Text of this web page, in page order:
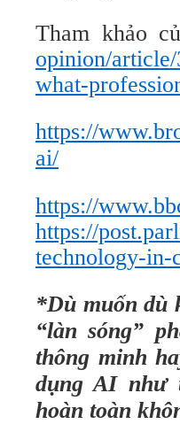
Tham khảo
opinion/
what-
https://
ai/
https://
https://
technology-in-
*Dù muốn dù
“làn sóng”
thông minh
dụng AI như
hoàn toàn